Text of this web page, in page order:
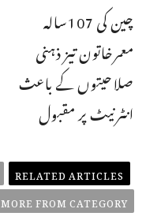
چین کی 107سالہ
معمرخاتون تیز ذہنی
صلاحیتوں کے باعث
انٹرنیٹ پر مقبول
RELATED ARTICLES
MORE FROM CATEGORY